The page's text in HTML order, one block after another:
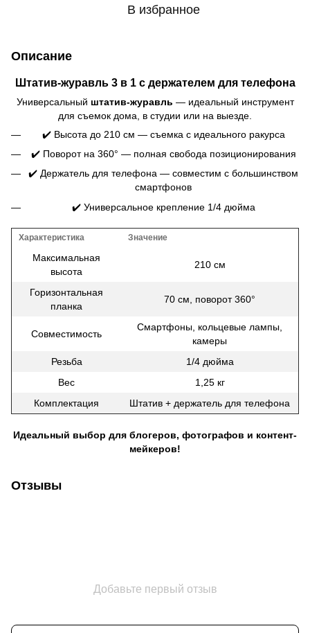
В избранное
Описание
Штатив-журавль 3 в 1 с держателем для телефона
Универсальный штатив-журавль — идеальный инструмент
для съемок дома, в студии или на выезде.
✔️ Высота до 210 см — съемка с идеального ракурса
✔️ Поворот на 360° — полная свобода позиционирования
✔️ Держатель для телефона — совместим с большинством
смартфонов
✔️ Универсальное крепление 1/4 дюйма
Характеристика Значение
Максимальная
высота
210 см
Горизонтальная
планка
70 см, поворот 360°
Совместимость
Смартфоны, кольцевые лампы,
камеры
Резьба
1/4 дюйма
Вес
1,25 кг
Комплектация
Штатив + держатель для телефона
Идеальный выбор для блогеров, фотографов и контент-
мейкеров!
Отзывы
Добавьте первый отзыв